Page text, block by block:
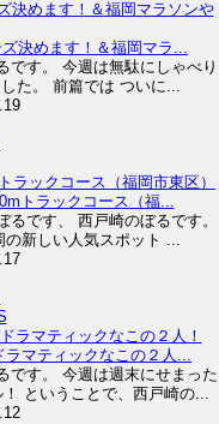
決めます！＆福岡マラ...
です。 今週は無駄にしゃべり
た。 前篇では ついに...
トラックコース（福...
です、 西戸崎のぼるです。
新しい人気スポット ...
マティックなこの２人...
です。 今週は週末にせまった
ということで、西戸崎の...